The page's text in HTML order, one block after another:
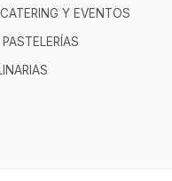
Y EVENTOS